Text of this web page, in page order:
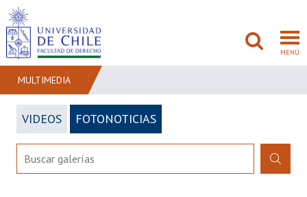
MENÚ
FACULTAD
MULTIMEDIA
VIDEOS FOTONOTICIAS